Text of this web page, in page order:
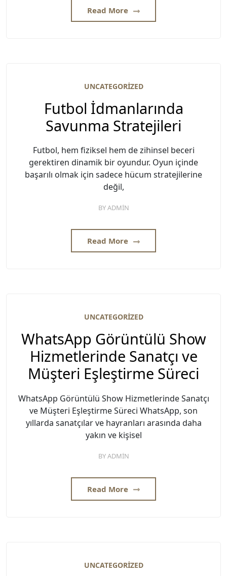
Read More
UNCATEGORIZED
Futbol İdmanlarında
Savunma Stratejileri
Futbol, hem fiziksel hem de zihinsel beceri
gerektiren dinamik bir oyundur. Oyun içinde
başarılı olmak için sadece hücum stratejilerine
değil,
BYADMIN
Read More
UNCATEGORIZED
WhatsApp Görüntülü Show
Hizmetlerinde Sanatçı ve
Müşteri Eşleştirme Süreci
WhatsApp Görüntülü Show Hizmetlerinde Sanatçı
ve Müşteri Eşleştirme Süreci WhatsApp, son
yıllarda sanatçılar ve hayranları arasında daha
yakın ve kişisel
BYADMIN
Read More
UNCATEGORIZED